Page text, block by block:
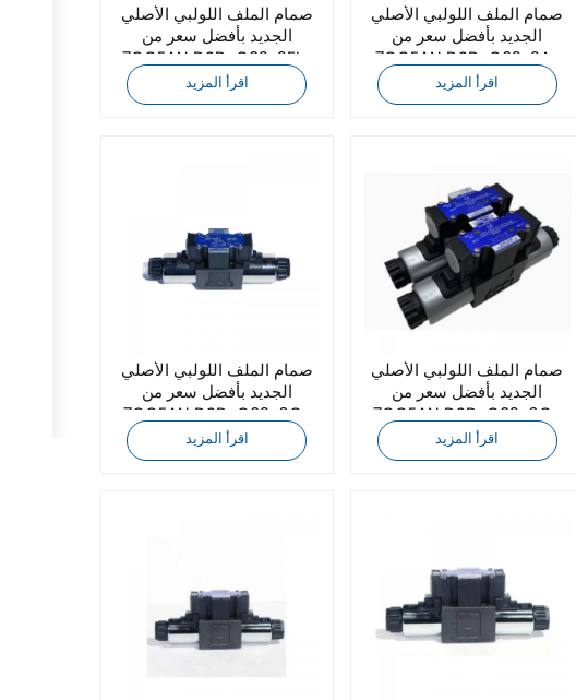
صمام الملف اللولبي الأصلي
الجديد بأفضل سعر من
7OCEAN DSD-G02-2FL-
DC24-90
اقرأ المزيد
صمام الملف اللولبي الأصلي
الجديد بأفضل سعر من
7OCEAN DSD-G02-2A-
A110-72
اقرأ المزيد
صمام الملف اللولبي الأصلي
الجديد بأفضل سعر من
7OCEAN DSD-G02-6C-
DC24-31
اقرأ المزيد
صمام الملف اللولبي الأصلي
الجديد بأفضل سعر من
7OCEAN DSD-G02-6C-
DC24-72
اقرأ المزيد